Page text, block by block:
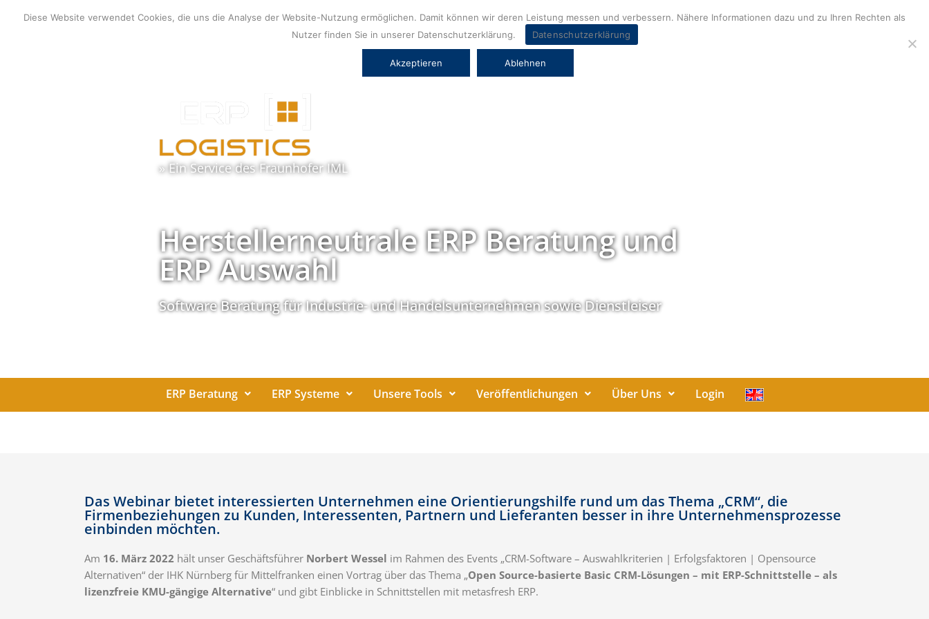
Inhalt
» Ein Service desFraunhofer IML
Herstellerneutrale ERP Beratung und
ERP Auswahl
Software Beratung für Industrie- und Handelsunternehmen sowie Dienstleiser
ERP Beratung ERP Systeme Unsere Tools Veröffentlichungen Über Uns Login
Das Webinar bietet interessierten Unternehmen eine Orientierungshilfe rund um das Thema „CRM“, die
Firmenbeziehungen zu Kunden, Interessenten, Partnern und Lieferanten besser in ihre Unternehmensprozesse
einbinden möchten.
Am 16. März 2022 hält unser Geschäftsführer Norbert Wessel im Rahmen des Events „CRM-Software – Auswahlkriterien | Erfolgsfaktoren | Opensource
Alternativen“ der IHK Nürnberg für Mittelfranken einen Vortrag über das Thema „Open Source-basierte Basic CRM-Lösungen – mit ERP-Schnittstelle – als
lizenzfreie KMU-gängige Alternative“ und gibt Einblicke in Schnittstellen mit metasfresh ERP.
Diese Website verwendet Cookies, die uns die Analyse der Website-Nutzung ermöglichen. Damit können wir deren Leistung messen und verbessern. Nähere Informationen dazu und zu Ihren Rechten als
Nutzer finden Sie in unserer Datenschutzerklärung.
Datenschutzerklärung
Akzeptieren Ablehnen